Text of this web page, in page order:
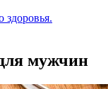
здоровья.
мужчин